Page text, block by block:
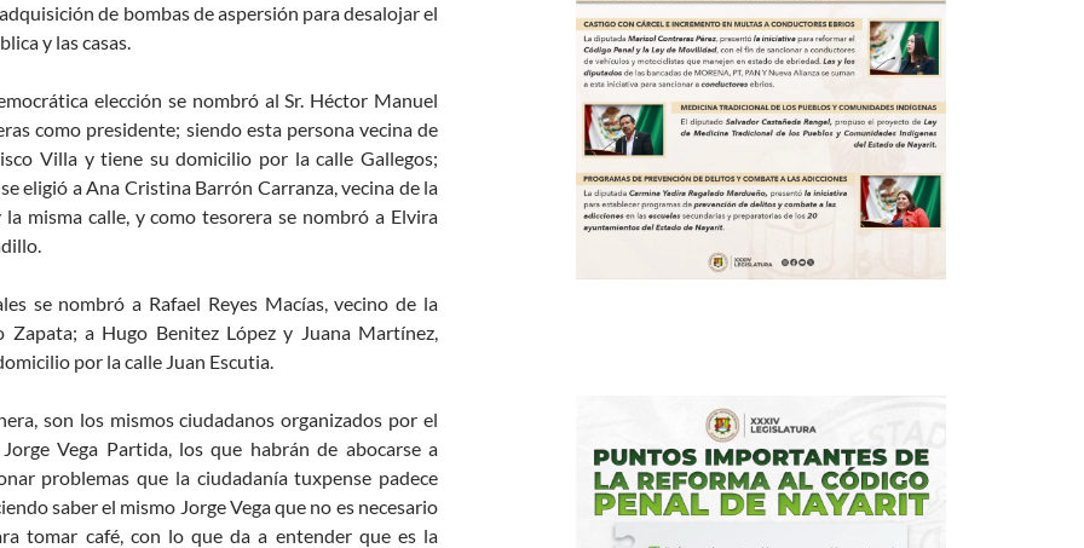
de bombas de aspersión para desalojar el
y las casas.
elección se nombró al Sr. Héctor Manuel
como presidente; siendo esta persona vecina de
Villa y tiene su domicilio por la calle Gallegos;
eligió a Ana Cristina Barrón Carranza, vecina de la
la misma calle, y como tesorera se nombró a Elvira
se nombró a Rafael Reyes Macías, vecino de la
Zapata; a Hugo Benitez López y Juana Martínez,
por la calle Juan Escutia.
son los mismos ciudadanos organizados por el
Vega Partida, los que habrán de abocarse a
problemas que la ciudadanía tuxpense padece
saber el mismo Jorge Vega que no es necesario
tomar café, con lo que da a entender que es la